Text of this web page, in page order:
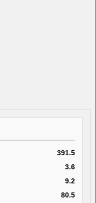
391.5
3.6
9.2
80.5